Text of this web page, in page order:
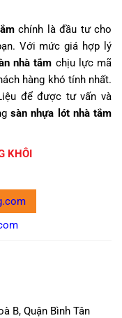
chính là đầu tư cho
Với mức giá hợp lý
nhà tắm chịu lực mã
hàng khó tính nhất.
để được tư vấn và
sàn nhựa lót nhà tắm
KHÔI
B, Quận Bình Tân